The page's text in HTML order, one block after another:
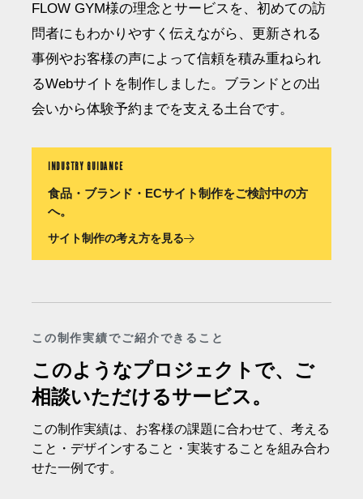
FLOW GYM様の理念とサービスを、初めての訪
問者にもわかりやすく伝えながら、更新される
事例やお客様の声によって信頼を積み重ねられ
るWebサイトを制作しました。ブランドとの出
会いから体験予約までを支える土台です。
INDUSTRY GUIDANCE
食品・ブランド・ECサイト制作をご検討中の方
へ。
サイト制作の考え方を見る
この制作実績でご紹介できること
このようなプロジェクトで、ご
相談いただけるサービス。
この制作実績は、お客様の課題に合わせて、考える
こと・デザインすること・実装することを組み合わ
せた一例です。